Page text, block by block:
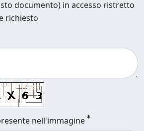
documento) in accesso ristretto
richiesto
nell'immagine